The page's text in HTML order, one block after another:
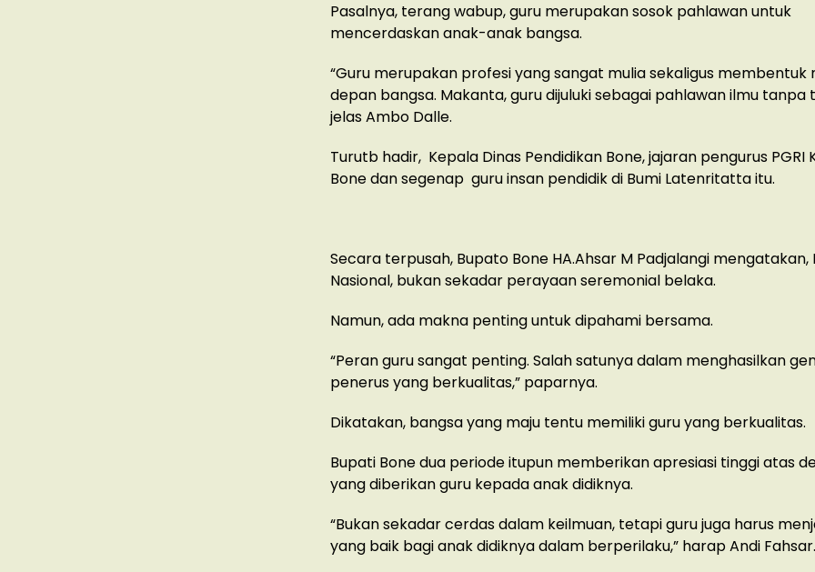
Pasalnya, terang wabup, guru merupakan sosok pahlawan untuk
mencerdaskan anak-anak bangsa.
“Guru merupakan profesi yang sangat mulia sekaligus membentuk
depan bangsa. Makanta, guru dijuluki sebagai pahlawan ilmu tanpa
jelas Ambo Dalle.
Turutb hadir, Kepala Dinas Pendidikan Bone, jajaran pengurus PGRI
Bone dan segenap guru insan pendidik di Bumi Latenritatta itu.
Secara terpusah, Bupato Bone HA.Ahsar M Padjalangi mengatakan,
Nasional, bukan sekadar perayaan seremonial belaka.
Namun, ada makna penting untuk dipahami bersama.
“Peran guru sangat penting. Salah satunya dalam menghasilkan
penerus yang berkualitas,” paparnya.
Dikatakan, bangsa yang maju tentu memiliki guru yang berkualitas.
Bupati Bone dua periode itupun memberikan apresiasi tinggi atas
yang diberikan guru kepada anak didiknya.
“Bukan sekadar cerdas dalam keilmuan, tetapi guru juga harus
yang baik bagi anak didiknya dalam berperilaku,” harap Andi